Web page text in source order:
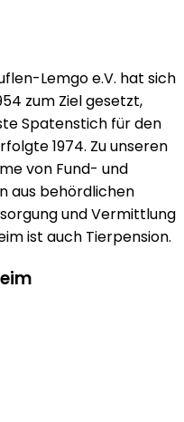
Lemgo e.V. hat sich
zum Ziel gesetzt,
Spatenstich für den
1974. Zu unseren
von Fund- und
aus behördlichen
und Vermittlung
ist auch Tierpension.